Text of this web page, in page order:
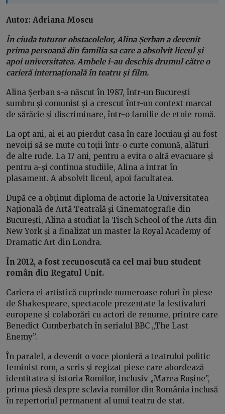
Autor: Adriana Moscu
În ciuda tuturor obstacolelor, Alina Șerban a devenit
prima persoană din familia sa care a absolvit liceul și
apoi universitatea. Ambele i-au deschis drumul către o
carieră internațională în teatru și film.
Alina Șerban s-a născut în 1987, într-un București
sumbru și comunist și a crescut într-un context marcat
de sărăcie și discriminare, într-o familie de etnie romă.
La opt ani, ai ei au pierdut casa în care locuiau și au fost
nevoiți să se mute cu toții într-o curte comună, alături
de alte rude. La 17 ani, pentru a evita o altă evacuare și
pentru a-și continua studiile, Alina a intrat în
plasament. A absolvit liceul, apoi facultatea.
După ce a obținut diploma de actorie la Universitatea
Națională de Artă Teatrală și Cinematografie din
București, Alina a studiat la Tisch School of the Arts din
New York și a finalizat un master la Royal Academy of
Dramatic Art din Londra.
În 2012, a fost recunoscută ca cel mai bun student
român din Regatul Unit.
Cariera ei artistică cuprinde numeroase roluri în piese
de Shakespeare, spectacole prezentate la festivaluri
europene și colaborări cu actori de renume, printre care
Benedict Cumberbatch în serialul BBC „The Last
Enemy”.
În paralel, a devenit o voce pionieră a teatrului politic
feminist rom, a scris și regizat piese care abordează
identitatea și istoria Romilor, inclusiv „Marea Rușine”,
prima piesă despre sclavia romilor din România inclusă
în repertoriul permanent al unui teatru de stat.